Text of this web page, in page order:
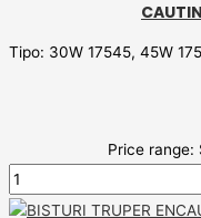
Tipo: 30W 17545, 45W
Price